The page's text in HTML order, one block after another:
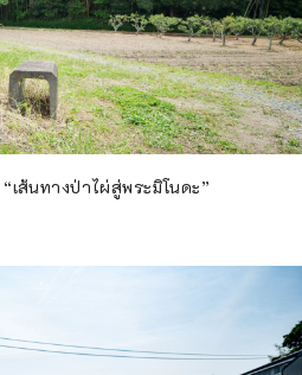
เส้นทางป่าไผ่สู่พระมิโนดะ”